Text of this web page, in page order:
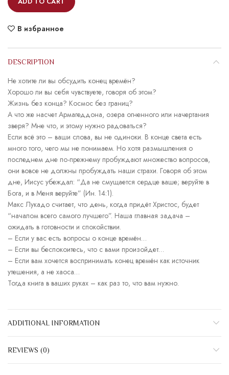
В избранное
DESCRIPTION
Не хотите ли вы обсудить конец времён?
Хорошо ли вы себя чувствуете, говоря об этом?
Жизнь без конца? Космос без границ?
А что же насчет Армагеддона, озера огненного или начертания
зверя? Мне что, и этому нужно радоваться?
Если всё это – ваши слова, вы не одиноки. В конце света есть
много того, чего мы не понимаем. Но хотя размышления о
последнем дне по-прежнему пробуждают множество вопросов,
они вовсе не должны пробуждать наши страхи. Говоря об этом
дне, Иисус убеждал: “Да не смущается сердце ваше; веруйте в
Бога, и в Меня веруйте” (Ин. 14:1).
Макс Лукадо считает, что день, когда придёт Христос, будет
“началом всего самого лучшего”. Наша главная задача –
ожидать в готовности и спокойствии.
– Если у вас есть вопросы о конце времён…
– Если вы беспокоитесь, что с вами произойдет…
– Если вам хочется воспринимать конец времён как источник
утешения, а не хаоса…
Тогда книга в ваших руках – как раз то, что вам нужно.
ADDITIONAL INFORMATION
REVIEWS (0)